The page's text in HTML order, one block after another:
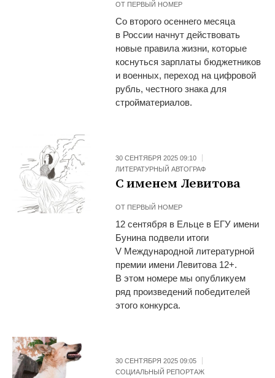
ОТ ПЕРВЫЙ НОМЕР
Со второго осеннего месяца
в России начнут действовать
новые правила жизни, которые
коснуться зарплаты бюджетников
и военных, переход на цифровой
рубль, честного знака для
стройматериалов.
30 СЕНТЯБРЯ 2025 09:10
ЛИТЕРАТУРНЫЙ АВТОГРАФ
С именем Левитова
ОТ ПЕРВЫЙ НОМЕР
12 сентября в Ельце в ЕГУ имени
Бунина подвели итоги
V Международной литературной
премии имени Левитова 12+.
В этом номере мы опубликуем
ряд произведений победителей
этого конкурса.
30 СЕНТЯБРЯ 2025 09:05
СОЦИАЛЬНЫЙ РЕПОРТАЖ